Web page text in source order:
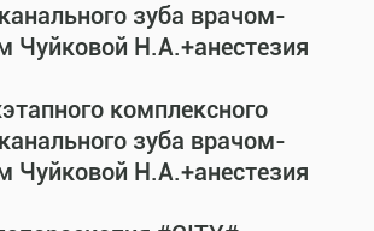
зуба врачом-
Чуйковой Н.А.+анестезия
комплексного
зуба врачом-
Чуйковой Н.А.+анестезия